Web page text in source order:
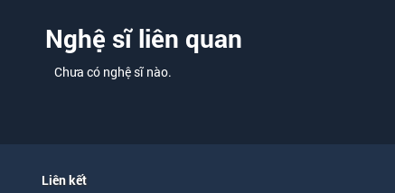
Nghệ sĩ liên quan
Chưa có nghệ sĩ nào.
Liên kết